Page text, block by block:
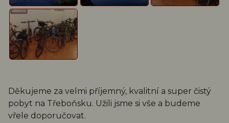
Děkujeme za velmi příjemný, kvalitní a super čistý
pobyt na Třeboňsku. Užili jsme si vše a budeme
vřele doporučovat.